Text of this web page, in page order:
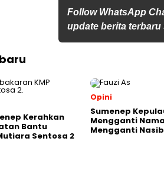
Follow WhatsApp
update berita terbaru
Kerahkan
Bantu
Sentosa 2
Opini
Sumenep
Mengganti
Mengganti